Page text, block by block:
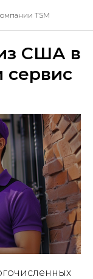
TSM
США в
сервис